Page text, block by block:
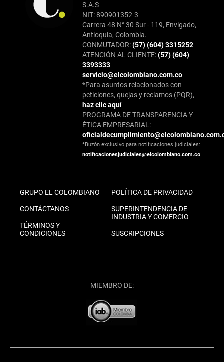
S.A.S
NIT: 890901352-3
Carrera 48 N° 30 Sur - 119, Envigado,
Antioquia, Colombia.
CONMUTADOR:(57) (604) 3315252
ATENCIÓN AL CLIENTE:(57) (604)
3393333
servicio@elcolombiano.com.co
*Para asuntos relacionados con
peticiones, quejas y reclamos (PQR),
haz clic aquí
PROGRAMA DE TRANSPARENCIA Y
ÉTICA EMPRESARIAL:
*Buzón exclusivo para notificaciones judiciales:
notificacionesjudiciales@elcolombiano.com.co
GRUPO EL COLOMBIANO
CONTÁCTANOS
TÉRMINOS Y
CONDICIONES
POLÍTICA DE PRIVACIDAD
SUPERINTENDENCIA DE
INDUSTRIA Y COMERCIO
SUSCRIPCIONES
MIEMBRO DE: